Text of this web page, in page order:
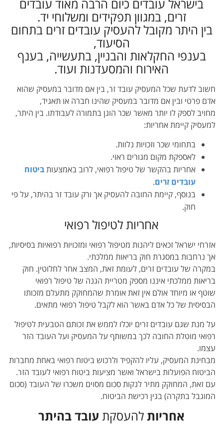
בישראל עובדים כיום הרבה מאוד עובדים
זרים, במגוון תפקידים ומשלוחי יד.
בין היתר מקובל להעסיק עובדים זרים בתחום
הסיעוד,
בענפי החקלאות והבניין, בתעשייה, בענף
האירוח והמסעדנות ועוד.
חשוב לדעת שכל המעסיק עובד זר, בין אם מדובר במעסיק שהוא
אדם פרטי ובין אם מדובר במעסיק שהינו חברה או תאגיד,
מחויב לספק לו יותר מאשר שכר הוגן בתמורה לעבודתו. בין היתר,
למעסיק קיימת אחריות:
בתחומי שכר וזכויות נלוות.
לאספקת מקום מגורים ראוי.
אחריות בהקשר של טיפול רפואי, לרוב באמצעותביטוח
עובדים זרים.
בנוסף, קיימת החובה להעסיק אך ורק עובד זר בהיתר, על פי
חוק.
אחריות לטיפול רפואי
אזרחי ישראל זכאים ליהנות מטיפול רפואי ומזכויות רפואיות בסיסיות,
אך נרחבות במסגרת חוק בריאות ממלכתי.
במקרה של עובדים זרים, לעומת זאת, המצב אחר לחלוטין. חוק
בריאות ממלכתי איננו מספק מטריית הגנה של טיפול רפואי
שוטף או מיוחד אולם אין זאת אומרת שהמחוקק מתעלם מזכותו
הבסיסית של כל אדם באשר הוא לקבל טיפול רפואי מתאים.
על מנת שגם עובדים זרים יוכלו לממש את זכותם הטבעית לטיפול
רפואי מוטלת החובה לכך במשותף על המעסיק ועל העובד הזר
עצמו.
מבחינת המעסיק, עליו להקפיד ולרכוש ביטוח רפואי באחת מחברות
הביטוח הפועלות בישראל ואשר מציעות ביטוח רפואי לעובד הזר.
עם זאת, המחוקק מתיר לנקות סכום מסוים משכרו של העובד (סכום
המוגבל בתקרה) בגין רכישת הביטוח.
אחריותלהעסקת עובד בהיתר